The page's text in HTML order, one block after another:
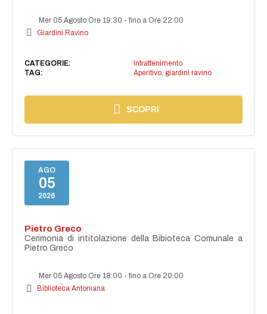
Mer 05 Agosto Ore 19:30 -fino a Ore 22:00
Giardini Ravino
CATEGORIE:
Intrattenimento
TAG:
Aperitivo, giardini ravino
SCOPRI
AGO
05
2026
Pietro Greco
Cerimonia di intitolazione della Bibioteca Comunale a
Pietro Greco
Mer 05 Agosto Ore 18:00 -fino a Ore 20:00
Biblioteca Antoniana